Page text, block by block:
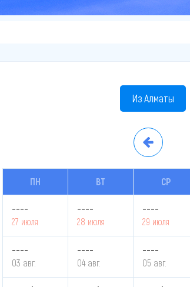
Из Алматы
ПН ВТ СР
----
27 июля
----
28 июля
----
29 июля
----
03 авг.
----
04 авг.
----
05 авг.